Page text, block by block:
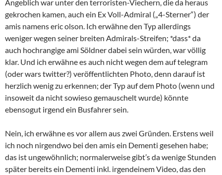
Angeblich war unter den terroristen-Viechern, die da heraus
gekrochen kamen, auch ein Ex Voll-Admiral („4-Sterner“) der
amis namens eric olson. Ich erwähne den Typ allerdings
weniger wegen seiner breiten Admirals-Streifen; *dass* da
auch hochrangige ami Söldner dabei sein würden, war völlig
klar. Und ich erwähne es auch nicht wegen dem auf telegram
(oder wars twitter?) veröffentlichten Photo, denn darauf ist
herzlich wenig zu erkennen; der Typ auf dem Photo (wenn und
insoweit da nicht sowieso gemauschelt wurde) könnte
ebensogut irgend ein Busfahrer sein.
Nein, ich erwähne es vor allem aus zwei Gründen. Erstens weil
ich noch nirgendwo bei den amis ein Dementi gesehen habe;
das ist ungewöhnlich; normalerweise gibt’s da wenige Stunden
später bereits ein Dementi inkl. irgendeinem Video, das den